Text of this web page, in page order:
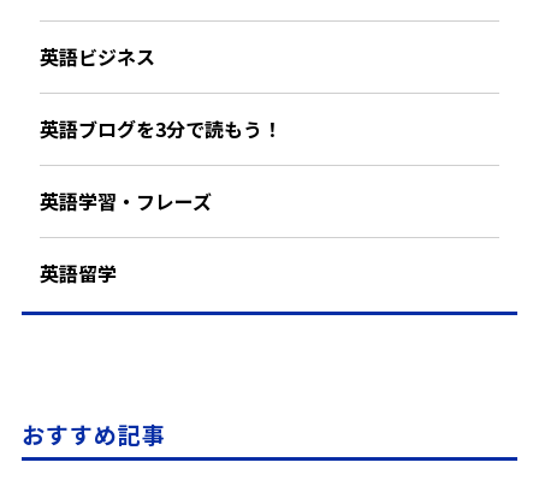
英語ビジネス
英語ブログを3分で読もう！
英語学習・フレーズ
英語留学
おすすめ記事